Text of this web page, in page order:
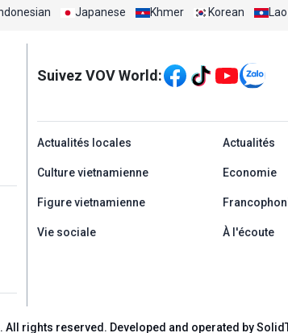
Japanese Khmer Korean Lao
Mạng xã hội
Suivez VOV World:
menu footer tiếng
Actualités locales Actualités
Culture vietnamienne Economie
Figure vietnamienne
Vie sociale À l'écoute
All rights reserved. Developed and operated by